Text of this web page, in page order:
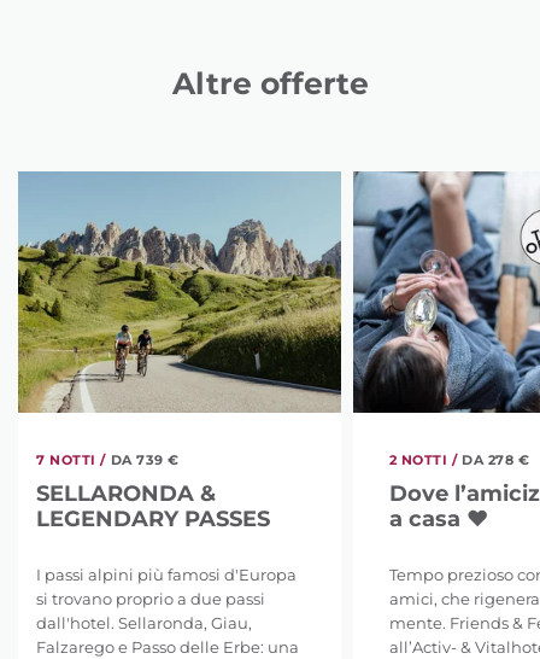
Altre offerte
7 NOTTI / DA 739 €
SELLARONDA &
LEGENDARY PASSES
I passi alpini più famosi d'Europa
si trovano proprio a due passi
dall'hotel. Sellaronda, Giau,
Falzarego e Passo delle Erbe: una
2 NOTTI / DA 278 €
Dove
a casa ❤
Tempo prezioso
amici, che
mente. Friends &
all’Activ- &